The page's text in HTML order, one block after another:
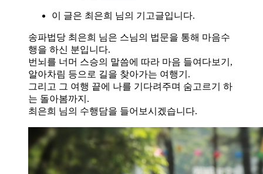
이 글은 최은희 님의 기고글입니다.
송파법당 최은희 님은 스님의 법문을 통해 마음수
행을 하신 분입니다.
번뇌를 너머 스승의 말씀에 따라 마음 들여다보기,
알아차림 등으로 길을 찾아가는 여행기.
그리고 그 여행 끝에 나를 기다려주며 숨고르기 하
는 돌아봄까지.
최은희 님의 수행담을 들어보시겠습니다.